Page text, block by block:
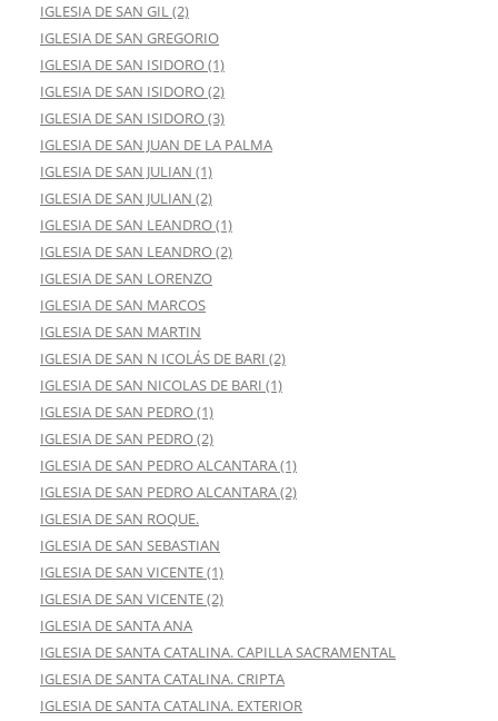
IGLESIA DE SAN GIL (2)
IGLESIA DE SAN GREGORIO
IGLESIA DE SAN ISIDORO (1)
IGLESIA DE SAN ISIDORO (2)
IGLESIA DE SAN ISIDORO (3)
IGLESIA DE SAN JUAN DE LA PALMA
IGLESIA DE SAN JULIAN (1)
IGLESIA DE SAN JULIAN (2)
IGLESIA DE SAN LEANDRO (1)
IGLESIA DE SAN LEANDRO (2)
IGLESIA DE SAN LORENZO
IGLESIA DE SAN MARCOS
IGLESIA DE SAN MARTIN
IGLESIA DE SAN N ICOLÁS DE BARI (2)
IGLESIA DE SAN NICOLAS DE BARI (1)
IGLESIA DE SAN PEDRO (1)
IGLESIA DE SAN PEDRO (2)
IGLESIA DE SAN PEDRO ALCANTARA (1)
IGLESIA DE SAN PEDRO ALCANTARA (2)
IGLESIA DE SAN ROQUE.
IGLESIA DE SAN SEBASTIAN
IGLESIA DE SAN VICENTE (1)
IGLESIA DE SAN VICENTE (2)
IGLESIA DE SANTA ANA
IGLESIA DE SANTA CATALINA. CAPILLA SACRAMENTAL
IGLESIA DE SANTA CATALINA. CRIPTA
IGLESIA DE SANTA CATALINA. EXTERIOR